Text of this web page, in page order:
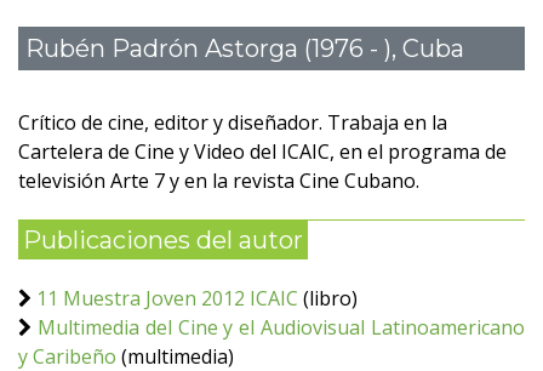
Rubén Padrón Astorga (1976 - ), Cuba
Crítico de cine, editor y diseñador. Trabaja en la
Cartelera de Cine y Video del ICAIC, en el programa de
televisión Arte 7 y en la revista Cine Cubano.
Publicaciones del autor
11 Muestra Joven 2012 ICAIC (libro)
Multimedia del Cine y el Audiovisual Latinoamericano
y Caribeño (multimedia)